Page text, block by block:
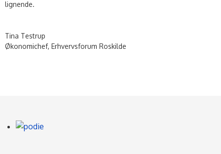
lignende.
Tina Testrup
Økonomichef, Erhvervsforum Roskilde